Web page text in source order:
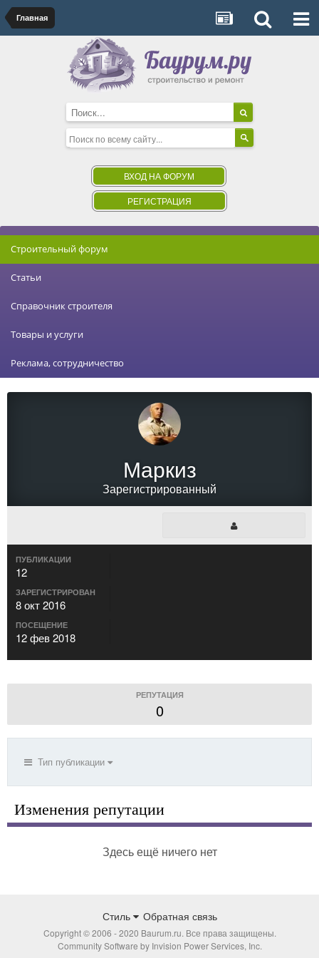
Главная
ВХОД НА ФОРУМ
РЕГИСТРАЦИЯ
Строительный форум
Статьи
Справочник строителя
Товары и услуги
Реклама, сотрудничество
Маркиз
Зарегистрированный
ПУБЛИКАЦИИ
12
ЗАРЕГИСТРИРОВАН
8 окт 2016
ПОСЕЩЕНИЕ
12 фев 2018
РЕПУТАЦИЯ
0
Тип публикации
Изменения репутации
Здесь ещё ничего нет
Стиль Обратная связь
Copyright © 2006 - 2020 Baurum.ru. Все права защищены.
Community Software by Invision Power Services, Inc.